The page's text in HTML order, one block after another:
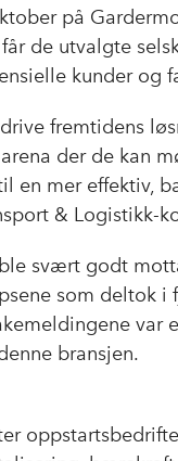
på
de utvalgte
kunder og
fremtidens
der de kan
en mer effektiv,
& Logistikk-
svært godt
som deltok
var
bransjen.